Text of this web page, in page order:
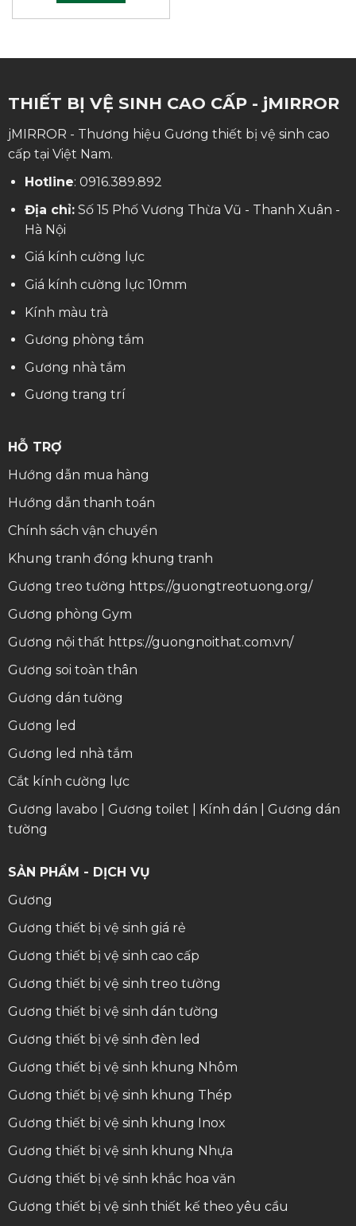
THIẾT BỊ VỆ SINH CAO CẤP - jMIRROR
jMIRROR - Thương hiệu Gương thiết bị vệ sinh cao
cấp tại Việt Nam.
Hotline: 0916.389.892
Địa chỉ:Số 15 Phố Vương Thừa Vũ - Thanh Xuân -
Hà Nội
Giá kính cường lực
Giá kính cường lực 10mm
Kính màu trà
Gương phòng tắm
Gương nhà tắm
Gương trang trí
HỖ TRỢ
Hướng dẫn mua hàng
Hướng dẫn thanh toán
Chính sách vận chuyển
Khung tranh đóng khung tranh
Gương treo tường https://guongtreotuong.org/
Gương phòng Gym
Gương nội thất https://guongnoithat.com.vn/
Gương soi toàn thân
Gương dán tường
Gương led
Gương led nhà tắm
Cắt kính cường lực
Gương lavabo
Gương toilet Kính dán
Gương dán
tường
SẢN PHẨM - DỊCH VỤ
Gương
Gương thiết bị vệ sinh giá rẻ
Gương thiết bị vệ sinh cao cấp
Gương thiết bị vệ sinh treo tường
Gương thiết bị vệ sinh dán tường
Gương thiết bị vệ sinh đèn led
Gương thiết bị vệ sinh khung Nhôm
Gương thiết bị vệ sinh khung Thép
Gương thiết bị vệ sinh khung Inox
Gương thiết bị vệ sinh khung Nhựa
Gương thiết bị vệ sinh khắc hoa văn
Gương thiết bị vệ sinh thiết kế theo yêu cầu